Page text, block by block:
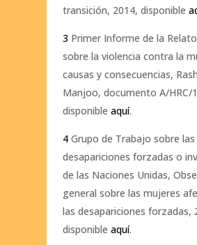
transición, 2014, disponible
3 Primer Informe de la
sobre la violencia contra la
causas y consecuencias,
Manjoo, documento A/HRC/
disponible aquí.
4Grupo de Trabajo sobre las
desapariciones forzadas o
de las Naciones Unidas,
general sobre las mujeres
las desapariciones forzadas,
disponible aquí.